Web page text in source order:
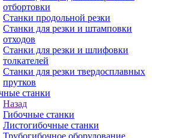
отбортовки
Станки продольной резки
Станки для резки и штамповки
отходов
Станки для резки и шлифовки
толкателей
Станки для резки твердосплавных
прутков
станки
Назад
Гибочные станки
Листогибочные станки
Трубогибочное оборудование